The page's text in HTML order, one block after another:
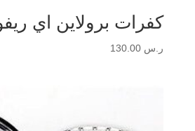
كفرات برولاين اي
ر.س